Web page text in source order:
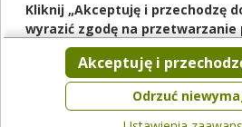
Odpowiedzi farmaceutów
Kliknij „Akceptuję i przechodzę
wyrazić zgodę na przetwarzanie
partnerów Twoich danych w
Pamiętaj, że wyrażenie zgody jest
zgodę możesz w każdej chwili
zgodę na przetwarzanie Twoich
Odrzuć
Akceptuję i